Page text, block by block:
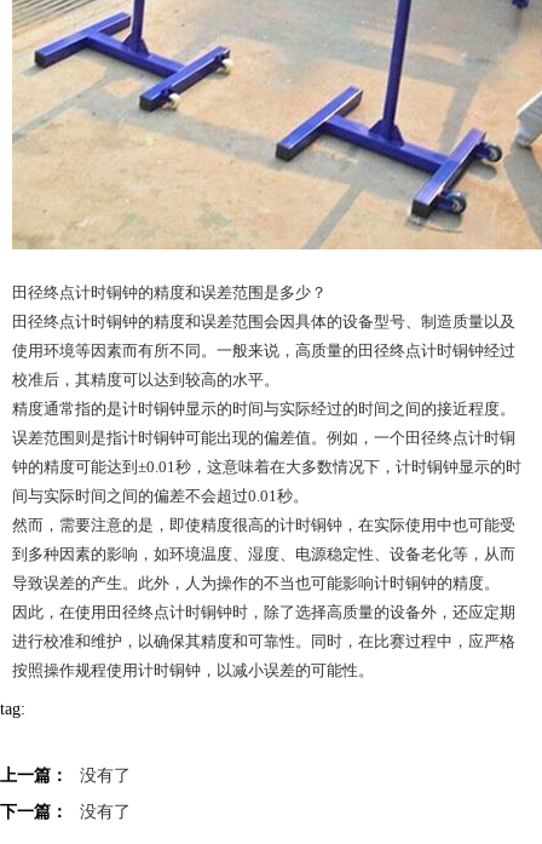
田径终点计时铜钟的精度和误差范围是多少？
田径终点计时铜钟的精度和误差范围会因具体的设备型号、制造质量以及
使用环境等因素而有所不同。一般来说，高质量的田径终点计时铜钟经过
校准后，其精度可以达到较高的水平。
精度通常指的是计时铜钟显示的时间与实际经过的时间之间的接近程度。
误差范围则是指计时铜钟可能出现的偏差值。例如，一个田径终点计时铜
钟的精度可能达到±0.01秒，这意味着在大多数情况下，计时铜钟显示的时
间与实际时间之间的偏差不会超过0.01秒。
然而，需要注意的是，即使精度很高的计时铜钟，在实际使用中也可能受
到多种因素的影响，如环境温度、湿度、电源稳定性、设备老化等，从而
导致误差的产生。此外，人为操作的不当也可能影响计时铜钟的精度。
因此，在使用田径终点计时铜钟时，除了选择高质量的设备外，还应定期
进行校准和维护，以确保其精度和可靠性。同时，在比赛过程中，应严格
按照操作规程使用计时铜钟，以减小误差的可能性。
tag:
上一篇：
没有了
下一篇：
没有了